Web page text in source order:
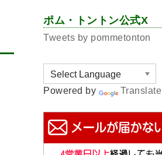
ポム・トントン公式X
Tweets by pommetonton
Powered by Translate